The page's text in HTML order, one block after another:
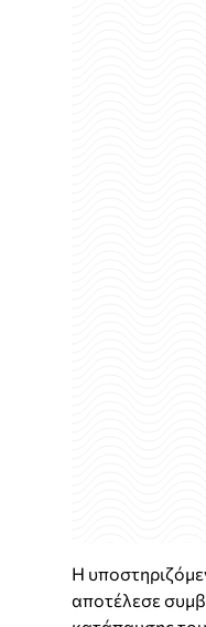
Η
αποτέλεσε